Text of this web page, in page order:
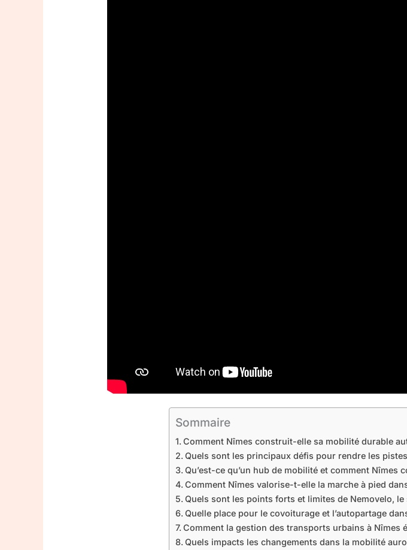
Sommaire
Comment Nîmes construit-elle sa mobilité durable
Quels sont les principaux défis pour rendre les
Qu’est-ce qu’un hub de mobilité et comment
Comment Nîmes valorise-t-elle la marche à pied
Quels sont les points forts et limites de Nemovelo,
Quelle place pour le covoiturage et l’autopartage
Comment la gestion des transports urbains à Nîmes
Quels impacts les changements dans la mobilité